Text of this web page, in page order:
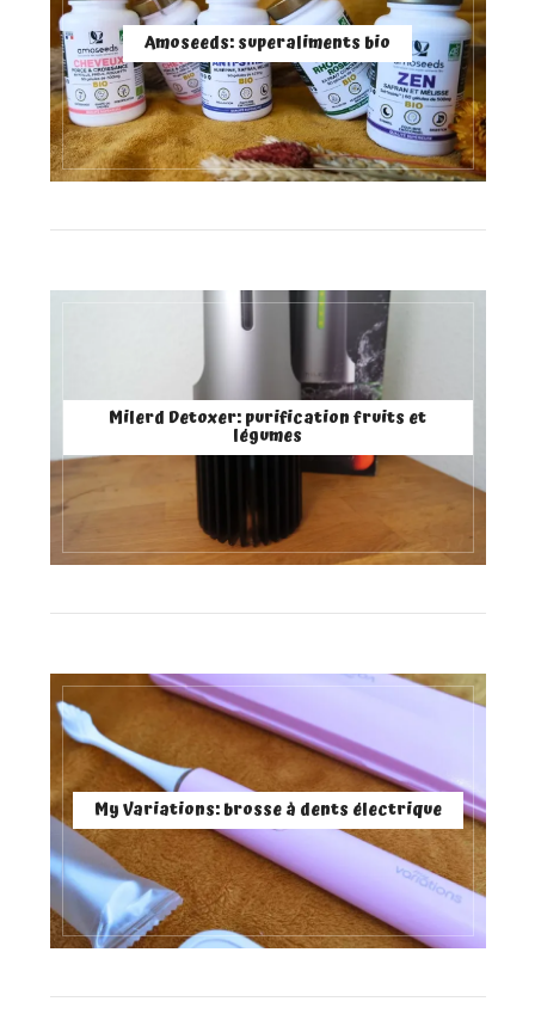
Amoseeds: superaliments bio
Milerd Detoxer: purification fruits et
légumes
My Variations: brosse à dents électrique